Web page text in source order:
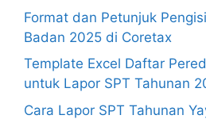
Format dan Petunjuk
Badan 2025 di Coretax
Template Excel Daftar
untuk Lapor SPT Tahunan
Cara Lapor SPT Tahunan